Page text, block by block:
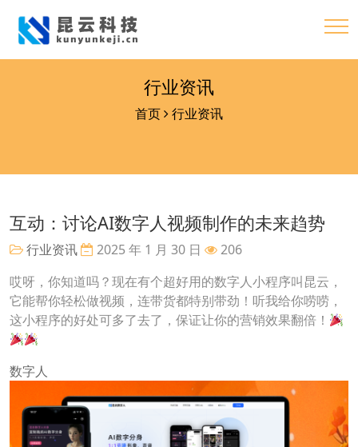
行业资讯
首页 行业资讯
互动：讨论AI数字人视频制作的未来趋势
行业资讯 2025 年 1 月 30 日
206
哎呀，你知道吗？现在有个超好用的数字人小程序叫昆云，
它能帮你轻松做视频，连带货都特别带劲！听我给你唠唠，
这小程序的好处可多了去了，保证让你的营销效果翻倍！
数字人